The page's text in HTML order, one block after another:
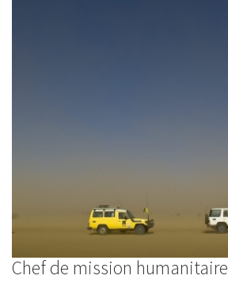
Chef de mission humanitaire